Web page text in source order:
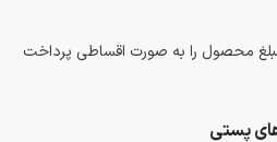
محصول را به صورت اقساطی پرداخت
پستی